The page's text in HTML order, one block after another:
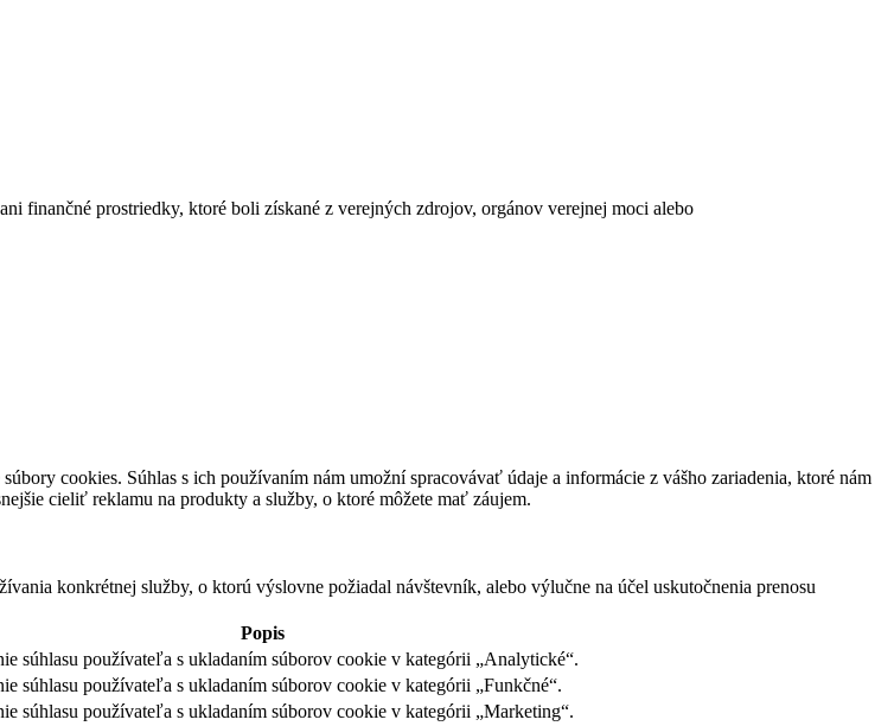
finančné prostriedky, ktoré boli získané z verejných zdrojov, orgánov verejnej moci alebo
cookies. Súhlas s ich používaním nám umožní spracovávať údaje a informácie z vášho zariadenia, ktoré nám
cieliť reklamu na produkty a služby, o ktoré môžete mať záujem.
konkrétnej služby, o ktorú výslovne požiadal návštevník, alebo výlučne na účel uskutočnenia prenosu
Popis
súhlasu používateľa s ukladaním súborov cookie v kategórii „Analytické“.
súhlasu používateľa s ukladaním súborov cookie v kategórii „Funkčné“.
súhlasu používateľa s ukladaním súborov cookie v kategórii „Marketing“.